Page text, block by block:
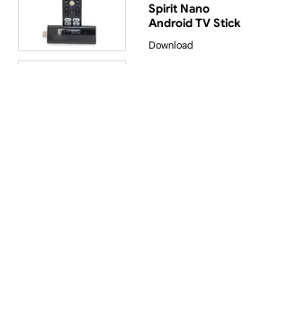
Spirit Nano
Android TV Stick
Download